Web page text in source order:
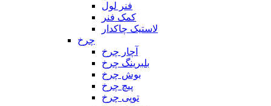
فنر لول
کمک فنر
لاستیک چاکدار
چرخ
آچار چرخ
بلبرینگ چرخ
بوش چرخ
پیچ چرخ
توپی چرخ